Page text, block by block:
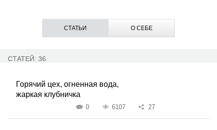
СТАТЬИ О СЕБЕ
СТАТЕЙ: 36
Горячий цех, огненная вода,
жаркая клубничка
0 6107 27